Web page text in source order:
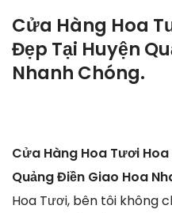
Cửa Hàng Hoa
Đẹp Tại Huyện
Nhanh Chóng.
Cửa Hàng Hoa Tươi
Quảng Điền Giao Hoa
Hoa Tươi, bên tôi không